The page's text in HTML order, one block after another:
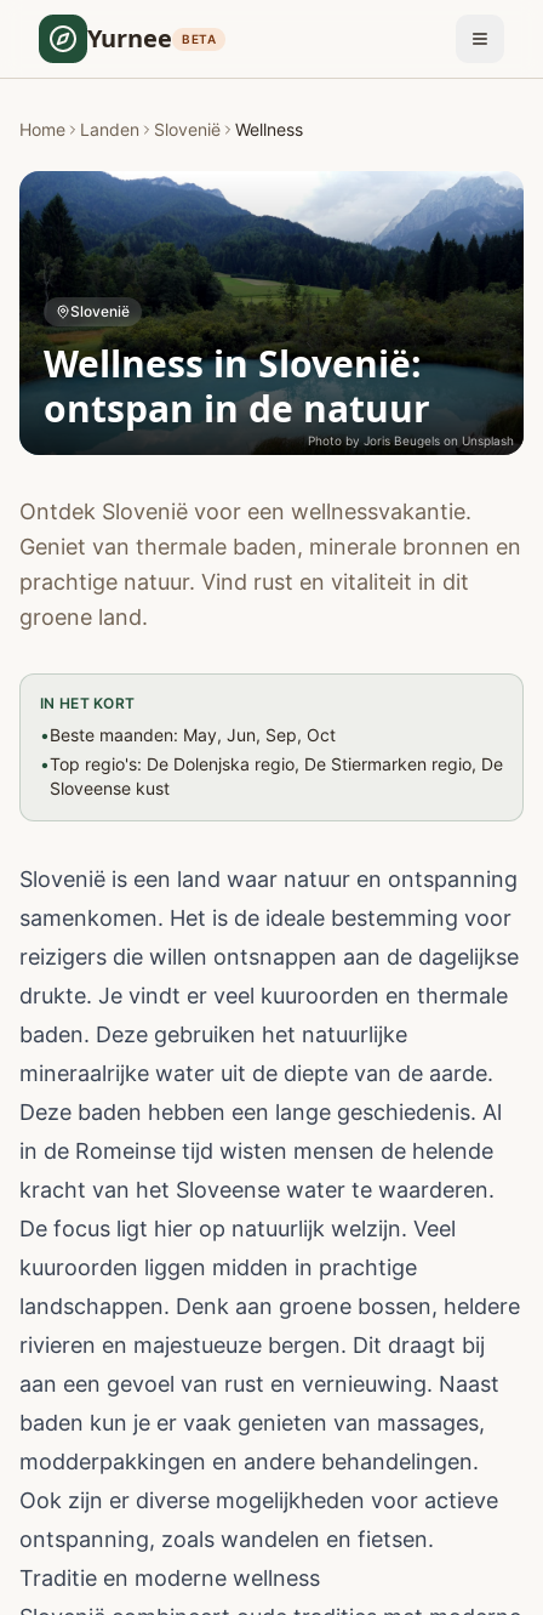
Yurnee BETA
Home Landen Slovenië Wellness
Slovenië
Wellness in Slovenië:
ontspan in de natuur
Photo by Joris Beugels on Unsplash
Ontdek Slovenië voor een wellnessvakantie.
Geniet van thermale baden, minerale bronnen en
prachtige natuur. Vind rust en vitaliteit in dit
groene land.
IN HET KORT
•Beste maanden: May, Jun, Sep, Oct
•Top regio's: De Dolenjska regio, De Stiermarken regio, De
Sloveense kust
Slovenië is een land waar natuur en ontspanning
samenkomen. Het is de ideale bestemming voor
reizigers die willen ontsnappen aan de dagelijkse
drukte. Je vindt er veel kuuroorden en thermale
baden. Deze gebruiken het natuurlijke
mineraalrijke water uit de diepte van de aarde.
Deze baden hebben een lange geschiedenis. Al
in de Romeinse tijd wisten mensen de helende
kracht van het Sloveense water te waarderen.
De focus ligt hier op natuurlijk welzijn. Veel
kuuroorden liggen midden in prachtige
landschappen. Denk aan groene bossen, heldere
rivieren en majestueuze bergen. Dit draagt bij
aan een gevoel van rust en vernieuwing. Naast
baden kun je er vaak genieten van massages,
modderpakkingen en andere behandelingen.
Ook zijn er diverse mogelijkheden voor actieve
ontspanning, zoals wandelen en fietsen.
Traditie en moderne wellness